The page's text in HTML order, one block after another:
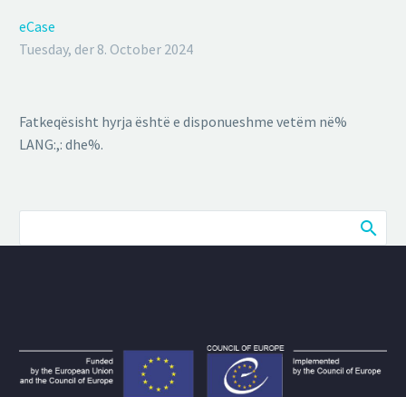
eCase
Tuesday, der 8. October 2024
Fatkeqësisht hyrja është e disponueshme vetëm në%
LANG:,: dhe%.